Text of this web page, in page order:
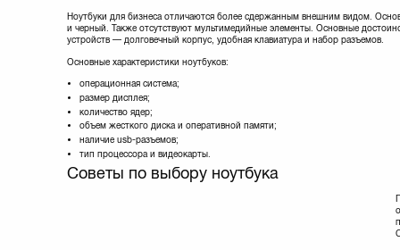
Ноутбуки для бизнеса отличаются более сдержанным внешним видом.
и черный. Также отсутствуют мультимедийные элементы. Основные
устройств — долговечный корпус, удобная клавиатура и набор разъемов.
Основные характеристики ноутбуков:
операционная система;
размер дисплея;
количество ядер;
объем жесткого диска и оперативной памяти;
наличие usb-разъемов;
тип процессора и видеокарты.
Советы по выбору ноутбука